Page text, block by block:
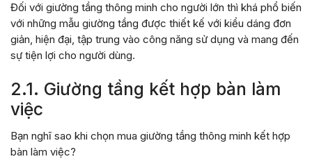
Đối với giường tầng thông minh cho người lớn thì khá phổ biến
với những mẫu giường tầng được thiết kế với kiểu dáng đơn
giản, hiện đại, tập trung vào công năng sử dụng và mang đến
sự tiện lợi cho người dùng.
2.1. Giường tầng kết hợp bàn làm
việc
Bạn nghĩ sao khi chọn mua giường tầng thông minh kết hợp
bàn làm việc?